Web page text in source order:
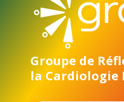
Groupe de
la